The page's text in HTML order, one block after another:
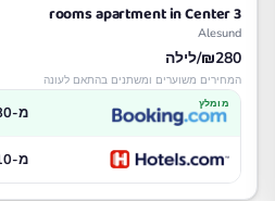
3 rooms apartment in Center
Alesund
₪280/לילה
המחירים משוערים ומשתנים בהתאם לעונה
מומלץ מ-₪280
מ-₪310